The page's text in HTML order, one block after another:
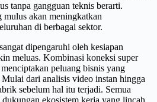
tanpa gangguan teknis berarti.
mulus akan meningkatkan
di berbagai sektor.
dipengaruhi oleh kesiapan
meluas. Kombinasi koneksi super
peluang bisnis yang
dari analisis video instan hingga
sebelum hal itu terjadi. Semua
ekosistem kerja yang lincah